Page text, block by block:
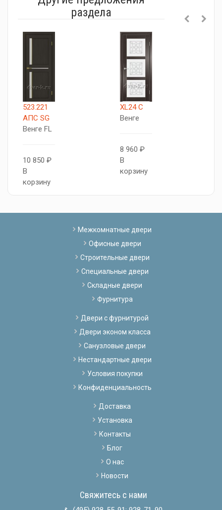
раздела
523.221
АПC SG
Венге FL
10 850 ₽
В
корзину
XL24 C
Венге
8 960 ₽
В
корзину
Межкомнатные двери
Офисные двери
Строительные двери
Специальные двери
Складные двери
Фурнитура
Двери с фурнитурой
Двери эконом класса
Санузловые двери
Нестандартные двери
Условия покупки
Конфиденциальность
Доставка
Установка
Контакты
Блог
О нас
Новости
Свяжитесь с нами